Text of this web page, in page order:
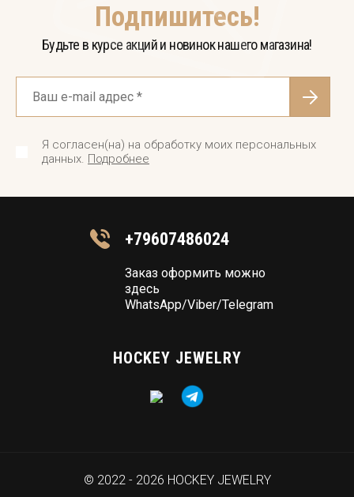
Подпишитесь!
Будьте в курсе акций и новинок нашего магазина!
Я согласен(на) на обработку моих персональных
данных. Подробнее
+79607486024
Заказ оформить можно
здесь
WhatsApp/Viber/Telegram
HOCKEY JEWELRY
© 2022 - 2026 HOCKEY JEWELRY